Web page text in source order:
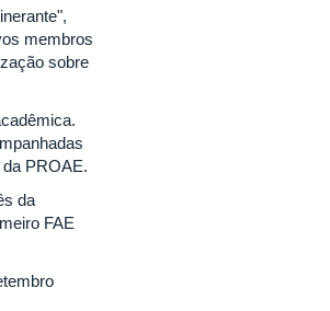
membros
sobre
PROAE.
da
FAE